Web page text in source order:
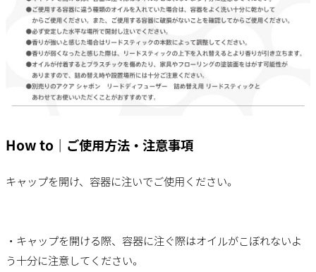
How to｜ご使用方法・注意事項
キャップを開け、容器に注いでご使用ください。
・キャップを開ける際、容器に注ぐ際はオイルがこぼれないよ
う十分に注意してください。